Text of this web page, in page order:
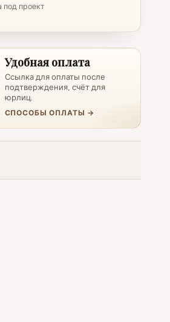
под проект
Удобная оплата
Ссылка для оплаты после
подтверждения, счёт для
юрлиц.
СПОСОБЫ ОПЛАТЫ →